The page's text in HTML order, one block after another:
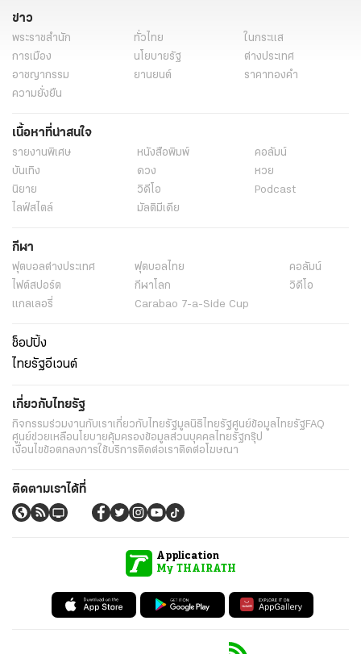
ข่าว
พระราชสำนัก ทั่วไทย
ในกระแส
การเมือง
นโยบายรัฐ
ต่างประเทศ
อาชญากรรม
ยานยนต์
ราคาทองคำ
ความยั่งยืน
เนื้อหาที่น่าสนใจ
รายงานพิเศษ หนังสือพิมพ์
คอลัมน์
บันเทิง
ดวง
หวย
นิยาย
วิดีโอ
Podcast
ไลฟ์สไตล์
มัลติมีเดีย
กีฬา
ฟุตบอลต่่างประเทศ ฟุตบอลไทย
คอลัมน์
ไฟต์สปอร์ต
กีฬาโลก
วิดีโอ
แกลเลอรี่
Carabao 7-a-Side Cup
ช็อปปิ้ง
ไทยรัฐอีเวนต์
เกี่ยวกับไทยรัฐ
กิจกรรมร่วมงานกับเราเกี่ยวกับไทยรัฐมูลนิธิไทยรัฐศูนย์ข้อมูลไทยรัฐFAQ
ศูนย์ช่วยเหลือนโยบายคุ้มครองข้อมูลส่วนบุคคลไทยรัฐกรุ๊ป
เงื่อนไขข้อตกลงการใช้บริการติดต่อเราติดต่อโฆษณา
ติดตามเราได้ที่
Application
My THAIRATH